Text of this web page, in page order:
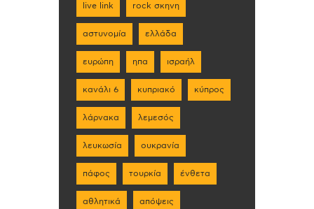
live link rock σκηνη
αστυνομία ελλάδα
ευρώπη ηπα ισραήλ
κανάλι 6 κυπριακό κύπρος
λάρνακα λεμεσός
λευκωσία ουκρανία
πάφος τουρκία ένθετα
αθλητικά απόψεις